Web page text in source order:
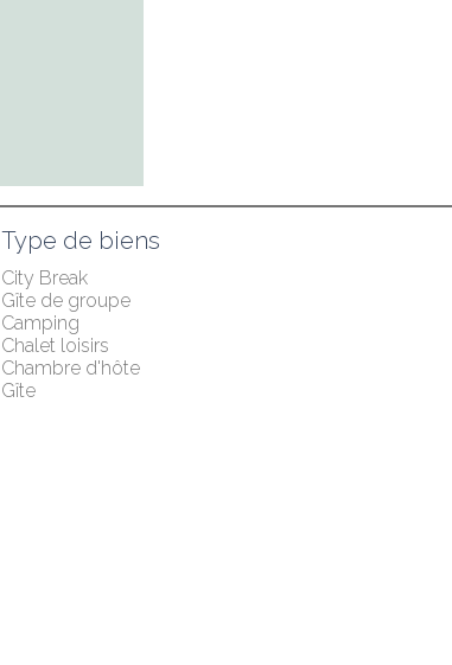
Type de biens
City Break
Gîte de groupe
Camping
Chalet loisirs
Chambre d'hôte
Gîte